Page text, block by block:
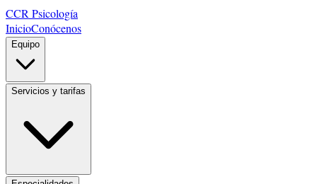
CCR Psicología
InicioConócenos
Equipo
Servicios y tarifas